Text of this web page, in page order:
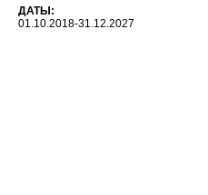
ДАТЫ:
01.10.2018-31.12.2027